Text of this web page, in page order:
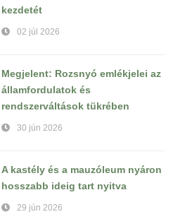
kezdetét
02 júl 2026
Megjelent: Rozsnyó emlékjelei az
államfordulatok és
rendszerváltások tükrében
30 jún 2026
A kastély és a mauzóleum nyáron
hosszabb ideig tart nyitva
29 jún 2026